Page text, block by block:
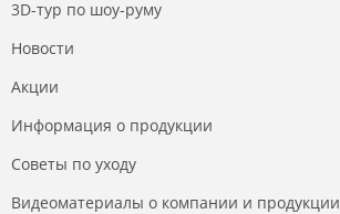
3D-тур по шоу-руму
Новости
Акции
Информация о продукции
Советы по уходу
Видеоматериалы о компании и продукции